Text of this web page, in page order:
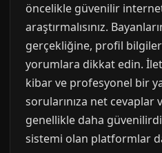
öncelikle güvenilir
araştırmalısınız.
gerçekliğine, profil
yorumlara dikkat edin.
kibar ve profesyonel bir
sorularınıza net cevaplar
genellikle daha
sistemi olan platformlar